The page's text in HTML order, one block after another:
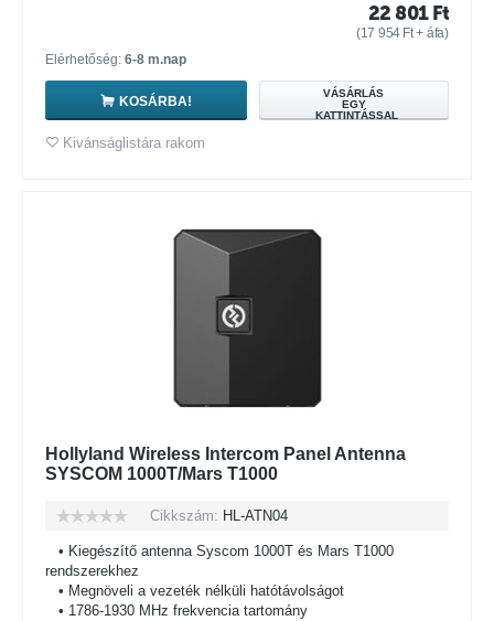
22 801 Ft
(17 954 Ft+ áfa)
Elérhetőség: 6-8 m.nap
KOSÁRBA!
VÁSÁRLÁS
EGY
KATTINTÁSSAL
Kivánságlistára rakom
Hollyland Wireless Intercom Panel Antenna
SYSCOM 1000T/Mars T1000
Cikkszám: HL-ATN04
• Kiegészítő antenna Syscom 1000T és Mars T1000
rendszerekhez
• Megnöveli a vezeték nélküli hatótávolságot
• 1786-1930 MHz frekvencia tartomány